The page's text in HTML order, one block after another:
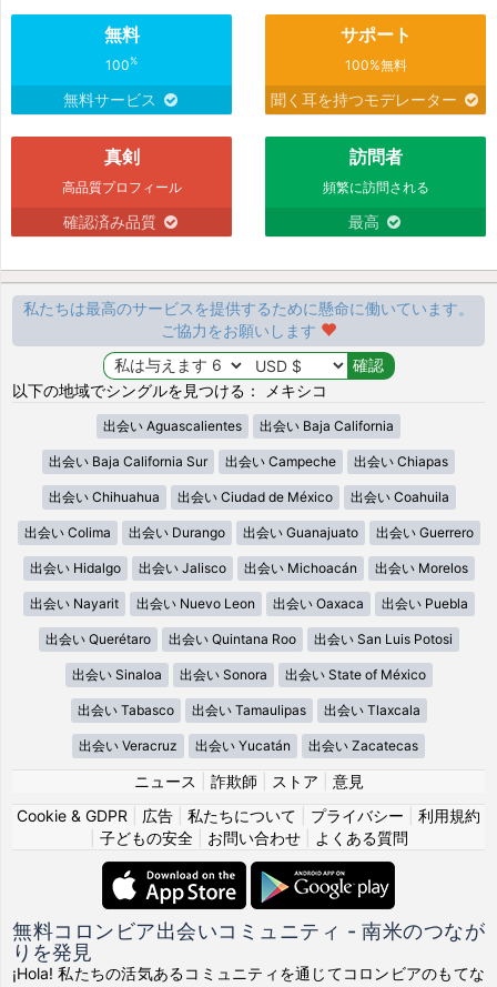
無料
100%
無料サービス
サポート
100%無料
聞く耳を持つモデレーター
真剣
高品質プロフィール
確認済み品質
訪問者
頻繁に訪問される
最高
私たちは最高のサービスを提供するために懸命に働いています。
ご協力をお願いします
以下の地域でシングルを見つける： メキシコ
出会い Aguascalientes 出会い Baja California
出会い Baja California Sur 出会い Campeche 出会い Chiapas
出会い Chihuahua 出会い Ciudad de México 出会い Coahuila
出会い Colima 出会い Durango 出会い Guanajuato 出会い Guerrero
出会い Hidalgo 出会い Jalisco 出会い Michoacán 出会い Morelos
出会い Nayarit 出会い Nuevo Leon 出会い Oaxaca 出会い Puebla
出会い Querétaro 出会い Quintana Roo 出会い San Luis Potosi
出会い Sinaloa 出会い Sonora 出会い State of México
出会い Tabasco 出会い Tamaulipas 出会い Tlaxcala
出会い Veracruz 出会い Yucatán 出会い Zacatecas
ニュース 詐欺師 ストア
意見
Cookie & GDPR
広告 私たちについて プライバシー
利用規約
子どもの安全| お問い合わせ| よくある質問
無料コロンビア出会いコミュニティ - 南米のつなが
りを発見
¡Hola! 私たちの活気あるコミュニティを通じてコロンビアのもてな